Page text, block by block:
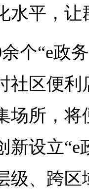
水平，
个“e政
社区便
场所，
新设立
级、跨区